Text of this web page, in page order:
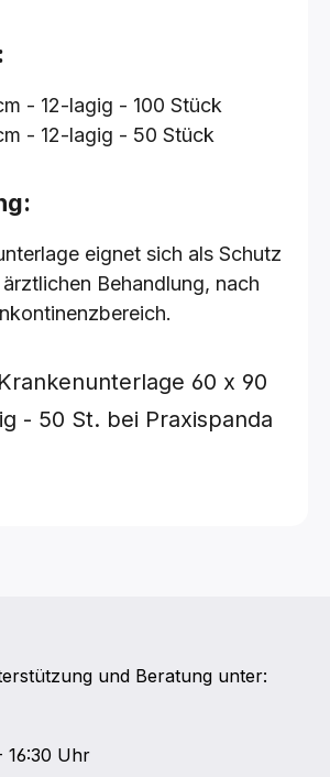
- 12-lagig - 100 Stück
- 12-lagig - 50 Stück
eignet sich als Schutz
Behandlung, nach
60 x 90
- 50 St. bei Praxispanda
und Beratung unter:
16:30 Uhr